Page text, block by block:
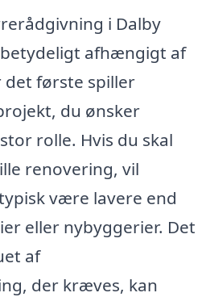
i Dalby
afhængigt af
første spiller
du ønsker
rolle. Hvis du skal
renovering, vil
være lavere end
eller nybyggerier. Det
af
der kræves, kan